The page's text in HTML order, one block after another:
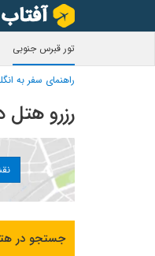
تور قبرس جنوبی
راهنمای سفر به
رزرو هتل
جستجو در